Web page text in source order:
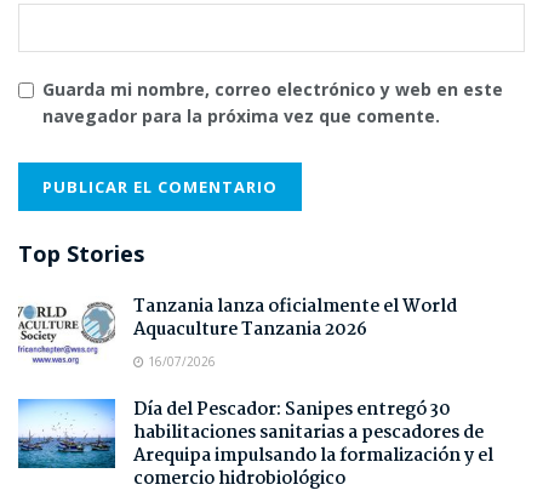
Guarda mi nombre, correo electrónico y web en este
navegador para la próxima vez que comente.
Top Stories
Tanzania lanza oficialmente el World
Aquaculture Tanzania 2026
16/07/2026
Día del Pescador: Sanipes entregó 30
habilitaciones sanitarias a pescadores de
Arequipa impulsando la formalización y el
comercio hidrobiológico